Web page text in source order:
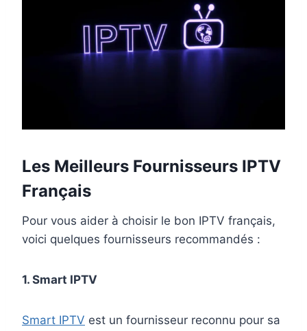
Les Meilleurs Fournisseurs IPTV
Français
Pour vous aider à choisir le bon IPTV français,
voici quelques fournisseurs recommandés :
1. Smart IPTV
Smart IPTV est un fournisseur reconnu pour sa